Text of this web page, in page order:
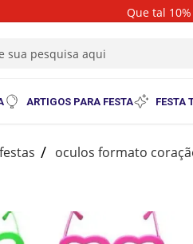
Que tal
ARTIGOS PARA FESTA FESTA
oculos formato